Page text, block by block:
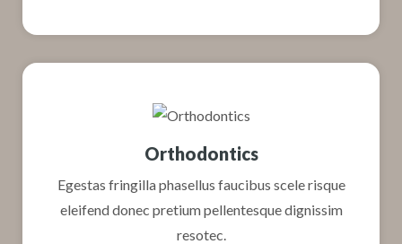
Orthodontics
Egestas fringilla phasellus faucibus scele risque
eleifend donec pretium pellentesque dignissim
resotec.